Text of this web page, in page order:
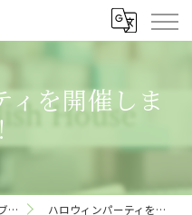
ィを開催しま
グ ハロウィンパーティを開催します！